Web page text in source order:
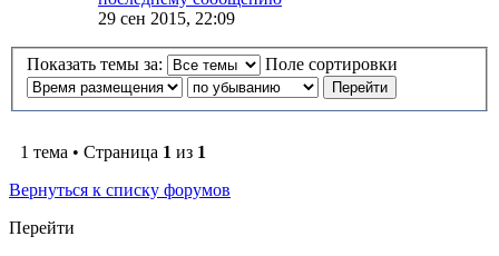
29 сен 2015, 22:09
Показать темы за: Поле сортировки
1 тема • Страница 1 из 1
Вернуться к списку форумов
Перейти